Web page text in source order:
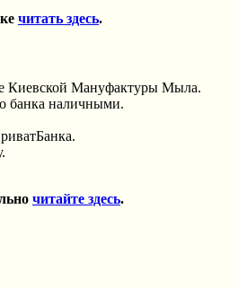
читать здесь.
Киевской Мануфактуры Мыла.
банка наличными.
читайте здесь.